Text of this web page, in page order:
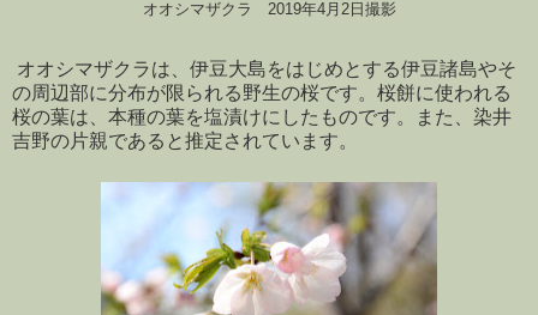
オオシマザクラ 2019年4月2日撮影
オオシマザクラは、伊豆大島をはじめとする伊豆諸島やそ
の周辺部に分布が限られる野生の桜です。桜餅に使われる
桜の葉は、本種の葉を塩漬けにしたものです。また、染井
吉野の片親であると推定されています。